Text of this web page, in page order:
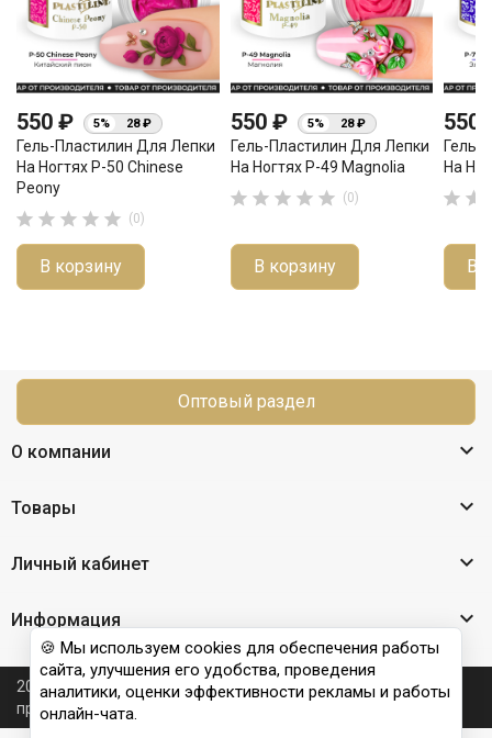
550 ₽ 5% 28 ₽
Гель-Пластилин Для Лепки
На Ногтях P-50 Chinese
Peony
     (0)
В корзину
550 ₽ 5% 28 ₽
Гель-Пластилин Для Лепки
На Ногтях P-49 Magnolia
     (0)
В корзину
550
Гель-
На
 
В
Оптовый раздел
О компании 
Товары 
Личный кабинет 
Информация 
2026 © Nail Club professional - официальный сайт
производителя бренда для наращивания ногтей
🍪 Мы используем cookies для обеспечения работы
сайта, улучшения его удобства, проведения
аналитики, оценки эффективности рекламы и работы
онлайн-чата.